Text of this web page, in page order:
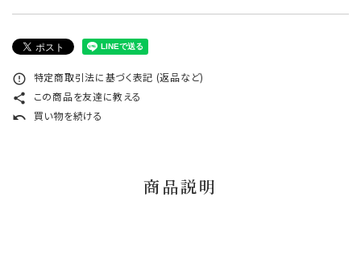
error_outline 特定商取引法に基づく表記 (返品など)
share この商品を友達に教える
undo 買い物を続ける
商品説明